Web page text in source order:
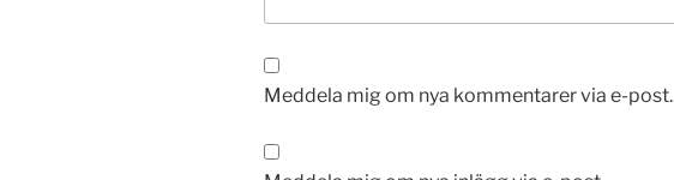
Meddela mig om nya kommentarer via e-post.